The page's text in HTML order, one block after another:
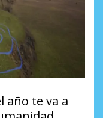
año te va a